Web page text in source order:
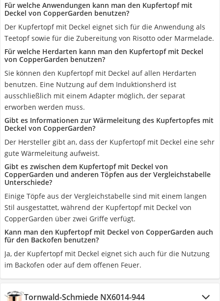
Für welche Anwendungen kann man den Kupfertopf mit
Deckel von CopperGarden benutzen?
Der Kupfertopf mit Deckel eignet sich für die Anwendung als
Teetopf sowie für die Zubereitung von Risotto oder Marmelade.
Für welche Herdarten kann man den Kupfertopf mit Deckel
von CopperGarden benutzen?
Sie können den Kupfertopf mit Deckel auf allen Herdarten
benutzen. Eine Nutzung auf dem Induktionsherd ist
ausschließlich mit einem Adapter möglich, der separat
erworben werden muss.
Gibt es Informationen zur Wärmeleitung des Kupfertopfes mit
Deckel von CopperGarden?
Der Hersteller gibt an, dass der Kupfertopf mit Deckel eine sehr
gute Wärmeleitung aufweist.
Gibt es zwischen dem Kupfertopf mit Deckel von
CopperGarden und anderen Töpfen aus der Vergleichstabelle
Unterschiede?
Einige Töpfe aus der Vergleichstabelle sind mit einem langen
Stil ausgestattet, während der Kupfertopf mit Deckel von
CopperGarden über zwei Griffe verfügt.
Kann man den Kupfertopf mit Deckel von CopperGarden auch
für den Backofen benutzen?
Ja, der Kupfertopf mit Deckel eignet sich auch für die Nutzung
im Backofen oder auf dem offenen Feuer.
Tornwald-Schmiede NX6014-944